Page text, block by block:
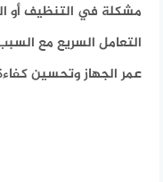
مشكلة في التنظيف أو
التعامل السريع مع
عمر الجهاز وتحسين